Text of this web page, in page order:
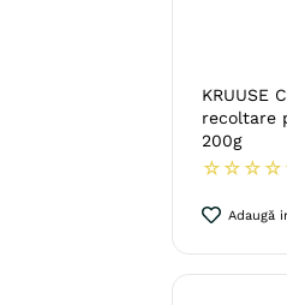
KRUUSE
recoltare
200g
☆ ☆ ☆ ☆
Adaugă